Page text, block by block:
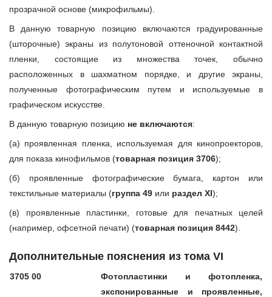
прозрачной основе (микрофильмы).
В данную товарную позицию включаются градуированные
(шторочные) экраны из полутоновой оттеночной контактной
пленки, состоящие из множества точек, обычно
расположенных в шахматном порядке, и другие экраны,
полученные фотографическим путем и используемые в
графическом искусстве.
В данную товарную позицию не включаются:
(а) проявленная пленка, используемая для кинопроекторов,
для показа кинофильмов (товарная позиция 3706);
(б) проявленные фотографические бумага, картон или
текстильные материалы (группа 49 или раздел XI);
(в) проявленные пластинки, готовые для печатных целей
(например, офсетной печати) (товарная позиция 8442).
Дополнительные пояснения из тома VI
3705 00
Фотопластинки и фотопленка,
экспонированные и проявленные,